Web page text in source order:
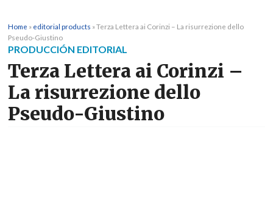
Home » editorial products »Terza Lettera ai Corinzi – La risurrezione dello
Pseudo-Giustino
PRODUCCIÓN EDITORIAL
Terza Lettera ai Corinzi –
La risurrezione dello
Pseudo-Giustino